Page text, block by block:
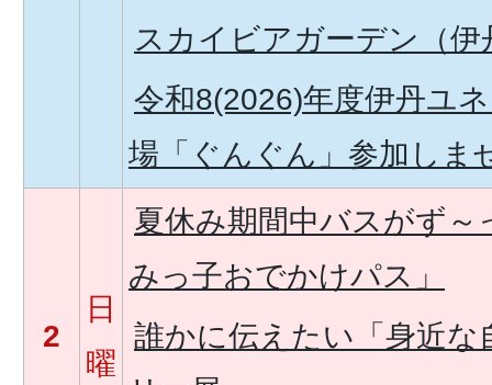
スカイビアガーデン（
令和8(2026)年度伊丹ユ
場「ぐんぐん」参加しま
2
日
曜
夏休み期間中バスがず～
みっ子おでかけパス」
誰かに伝えたい「身近